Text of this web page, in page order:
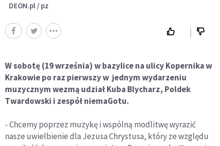
DEON.pl / pz
W sobotę (19 września) w bazylice na ulicy Kopernika w
Krakowie po raz pierwszy w jednym wydarzeniu
muzycznym wezmą udział Kuba Blycharz, Poldek
Twardowski i zespół niemaGotu.
- Chcemy poprzez muzykę i wspólną modlitwę wyrazić
nasze uwielbienie dla Jezusa Chrystusa, który ze względu